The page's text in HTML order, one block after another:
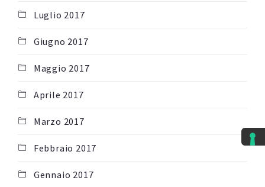
Luglio 2017
Giugno 2017
Maggio 2017
Aprile 2017
Marzo 2017
Febbraio 2017
Gennaio 2017